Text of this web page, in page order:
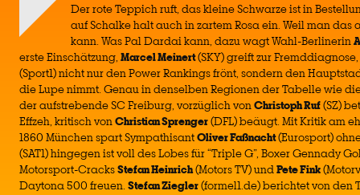
Der rote Teppich ruft, das kleine Schwarze ist in
auf Schalke halt auch in zartem Rosa ein. Weil man
kann. Was Pal Dardai kann, dazu wagt Wahl-Berlinerin
erste Einschätzung, Marcel Meinert(SKY) greift zur
(Sport1) nicht nur den Power Rankings frönt, sondern den
die Lupe nimmt. Genau in denselben Regionen der Tabelle wie
der aufstrebende SC Freiburg, vorzüglich vonChristoph Ruf(SZ)
Effzeh, kritisch vonChristian Sprenger(DFL) beäugt. Mit Kritik am
1860 München spart SympathisantOliver Faßnacht(Eurosport)
(SAT1) hingegen ist voll des Lobes für “Triple G”, Boxer Gennady
Motorsport-CracksStefan Heinrich(Motors TV) undPete Fink
Daytona 500 freuen.Stefan Ziegler(formel1.de) berichtet von den